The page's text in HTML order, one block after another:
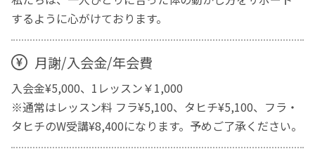
するように心がけております。
月謝/入会金/年会費
入会金¥5,000、1レッスン￥1,000
※通常はレッスン料 フラ¥5,100、タヒチ¥5,100、フラ・
タヒチのW受講¥8,400になります。予めご了承ください。